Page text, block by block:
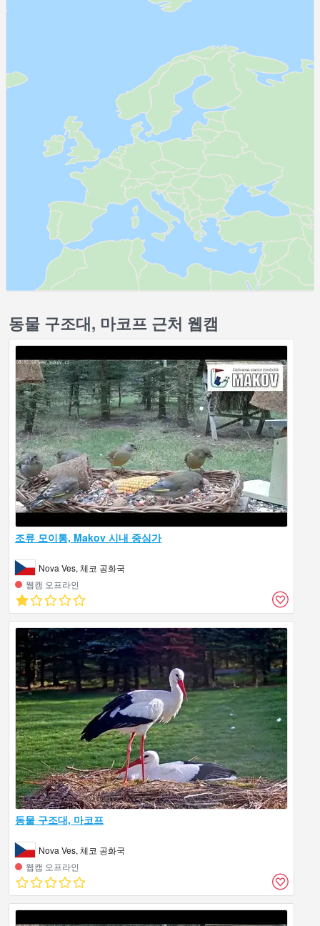
동물 구조대, 마코프 근처 웹캠
조류 모이통, Makov 시내 중심가
Nova Ves, 체코 공화국
웹캠 오프라인
동물 구조대, 마코프
Nova Ves, 체코 공화국
웹캠 오프라인